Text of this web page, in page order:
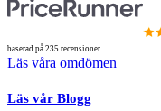
baserad på 235 recensioner
Läs våra omdömen
Läs vår Blogg